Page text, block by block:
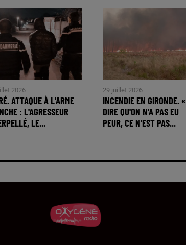
2026
ATTAQUE À L'ARME
: L'AGRESSEUR
LE...
29 juillet 2026
INCENDIE EN GIRONDE. «
DIRE QU'ON N'A PAS EU
PEUR, CE N'EST PAS...